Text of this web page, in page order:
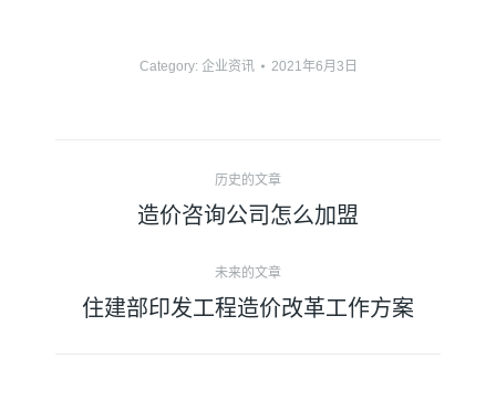
Category: 企业资讯 2021年6月3日
航
历史的文章
历
的
文
造价咨询公司怎么加盟
未来的文章
未
住建部印发工程造价改革工作方案